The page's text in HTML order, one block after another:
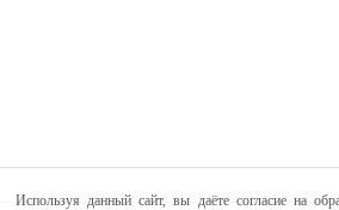
Используя данный сайт, вы даёте согласие на